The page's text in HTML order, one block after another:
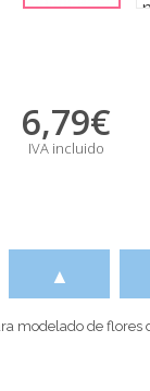
6,79€
IVA incluido
▲
modelado de flores